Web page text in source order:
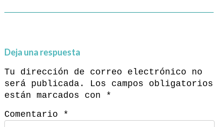
Deja una respuesta
Tu dirección de correo electrónico no
será publicada.
Los campos obligatorios
están marcados con
*
Comentario
*